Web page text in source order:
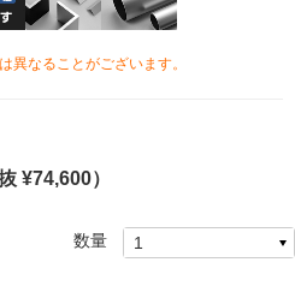
なることがございます。
¥74,600）
数量